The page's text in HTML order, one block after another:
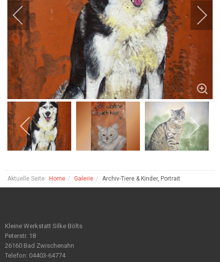
Aktuelle Seite: Home Galerie Archiv-Tiere & Kinder, Portrait
Kleine Werkstatt Silke Bölts
Peterstr. 18
26160 Bad Zwischenahn
Telefon: 04403-64774